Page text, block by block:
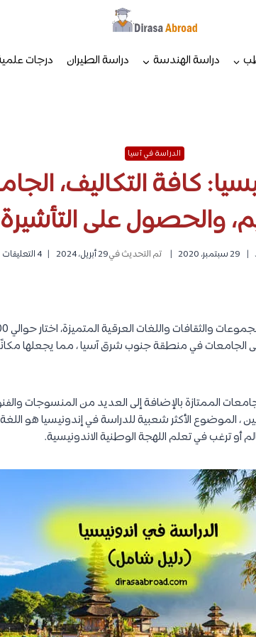
دراسة الهندسة دراسة الطيران درجات
الدراسة في آسيا
كافة التكاليف،
والحصول على التأشيرة
29 سبتمبر، 2020 تم التحديث في29 أبريل، 2024 4 التعليقات
في منطقة جنوب شرق آسيا ، مما يجعلها مكانًا
الممتازة بالإضافة إلى العديد من المنسوجات
الموضوع الأكثر شعبية للدراسة في إندونيسيا هو
أو ترغب في تعلم اللهجة الوطنية الاندونيسية.